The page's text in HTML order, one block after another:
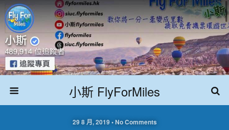
小斯 FlyForMiles
29 8 月, 2019 • No Comments